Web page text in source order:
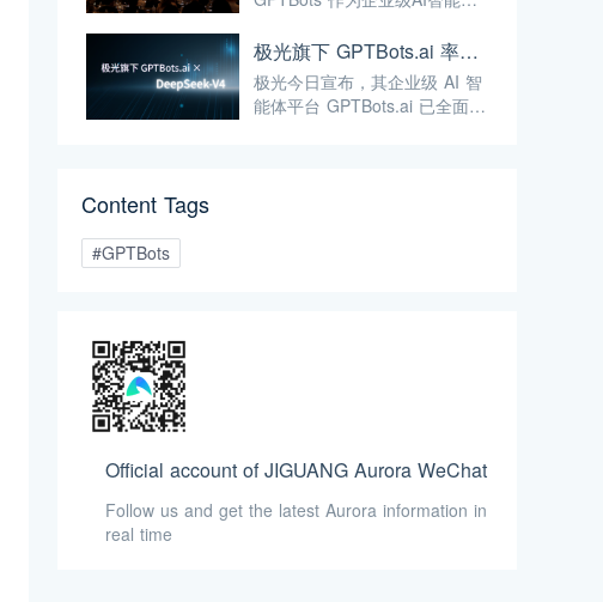
智能体搭建、知识库集成、多渠
道部署等能力，帮助企业将AI能
力真正落地于实际业务场景，而
非停留在概念层面。
极光旗下 GPTBots.ai 率先接入 DeepSeek-V4 Preview：百万级上下文与新一代智能体 AI 赋能企业用户
极光今日宣布，其企业级 AI 智
能体平台 GPTBots.ai 已全面接
Content Tags
#GPTBots
Official account of JIGUANG Aurora WeChat
Follow us and get the latest Aurora information in
real time